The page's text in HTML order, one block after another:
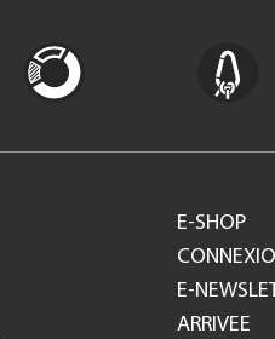
E-SHOP
E-
ARRIVEE